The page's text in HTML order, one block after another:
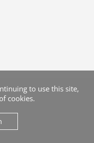
to use this site,
cookies.